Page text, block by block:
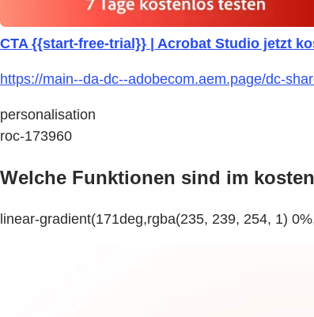
CTA {{start-free-trial}} | Acrobat Studio jetzt
https://main--da-dc--adobecom.aem.page/dc-
personalisation
roc-173960
Welche Funktionen sind im
linear-gradient(171deg,rgba(235, 239, 254, 1)